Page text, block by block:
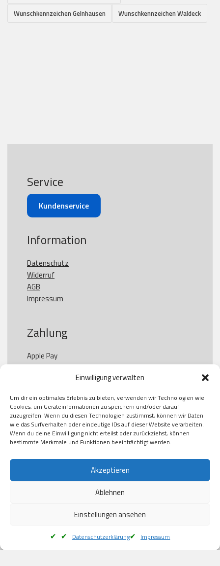
Einwilligung verwalten
Um dir ein optimales Erlebnis zu bieten, verwenden wir Technologien wie
Cookies, um Geräteinformationen zu speichern und/oder darauf
zuzugreifen. Wenn du diesen Technologien zustimmst, können wir Daten
wie das Surfverhalten oder eindeutige IDs auf dieser Website verarbeiten.
Wenn du deine Einwilligung nicht erteilst oder zurückziehst, können
bestimmte Merkmale und Funktionen beeinträchtigt werden.
Akzeptieren
Ablehnen
Einstellungen ansehen
Datenschutzerklärung Impressum
Wunschkennzeichen Gelnhausen
Wunschkennzeichen Waldeck
Service
Kundenservice
Information
Datenschutz
Widerruf
AGB
Impressum
Zahlung
Apple Pay
Paypal
Kauf auf Rechung
Klarna
American Express